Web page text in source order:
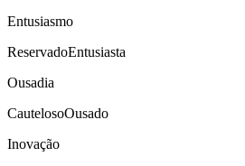
Entusiasmo
ReservadoEntusiasta
Ousadia
CautelosoOusado
Inovação